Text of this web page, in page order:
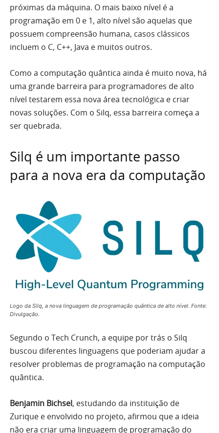
próximas da máquina. O mais baixo nível é a
programação em 0 e 1, alto nível são aquelas que
possuem compreensão humana, casos clássicos
incluem o C, C++, Java e muitos outros.
Como a computação quântica ainda é muito nova, há
uma grande barreira para programadores de alto
nível testarem essa nova área tecnológica e criar
novas soluções. Com o Silq, essa barreira começa a
ser quebrada.
Silq é um importante passo
para a nova era da computação
Logo da Silq, a nova linguagem de programação quântica de alto nível. Fonte:
Divulgação.
Segundo o Tech Crunch, a equipe por trás o Silq
buscou diferentes linguagens que poderiam ajudar a
resolver problemas de programação na computação
quântica.
Benjamin Bichsel, estudando da instituição de
Zurique e envolvido no projeto, afirmou que a ideia
não era criar uma linguagem de programação do